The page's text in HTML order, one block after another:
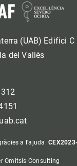
(UAB) Edifici C
del Vallès
a l'ajuda:
Omitsis Consulting